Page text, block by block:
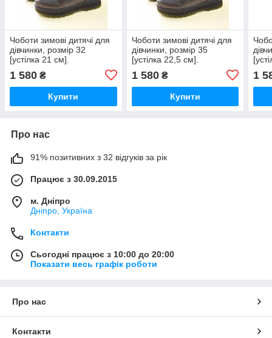
Чоботи зимові дитячі для
дівчинки, розмір 32
[устілка 21 см].
1 580 ₴
Купити
Чоботи зимові дитячі для
дівчинки, розмір 35
[устілка 22,5 см].
1 580₴
Купити
1
Про нас
91% позитивних з 32 відгуків за рік
Працює з 30.09.2015
м. Дніпро
Дніпро, Україна
Контакти
Сьогодні працює з 10:00 до 20:00
Показати весь графік роботи
Про нас
Контакти